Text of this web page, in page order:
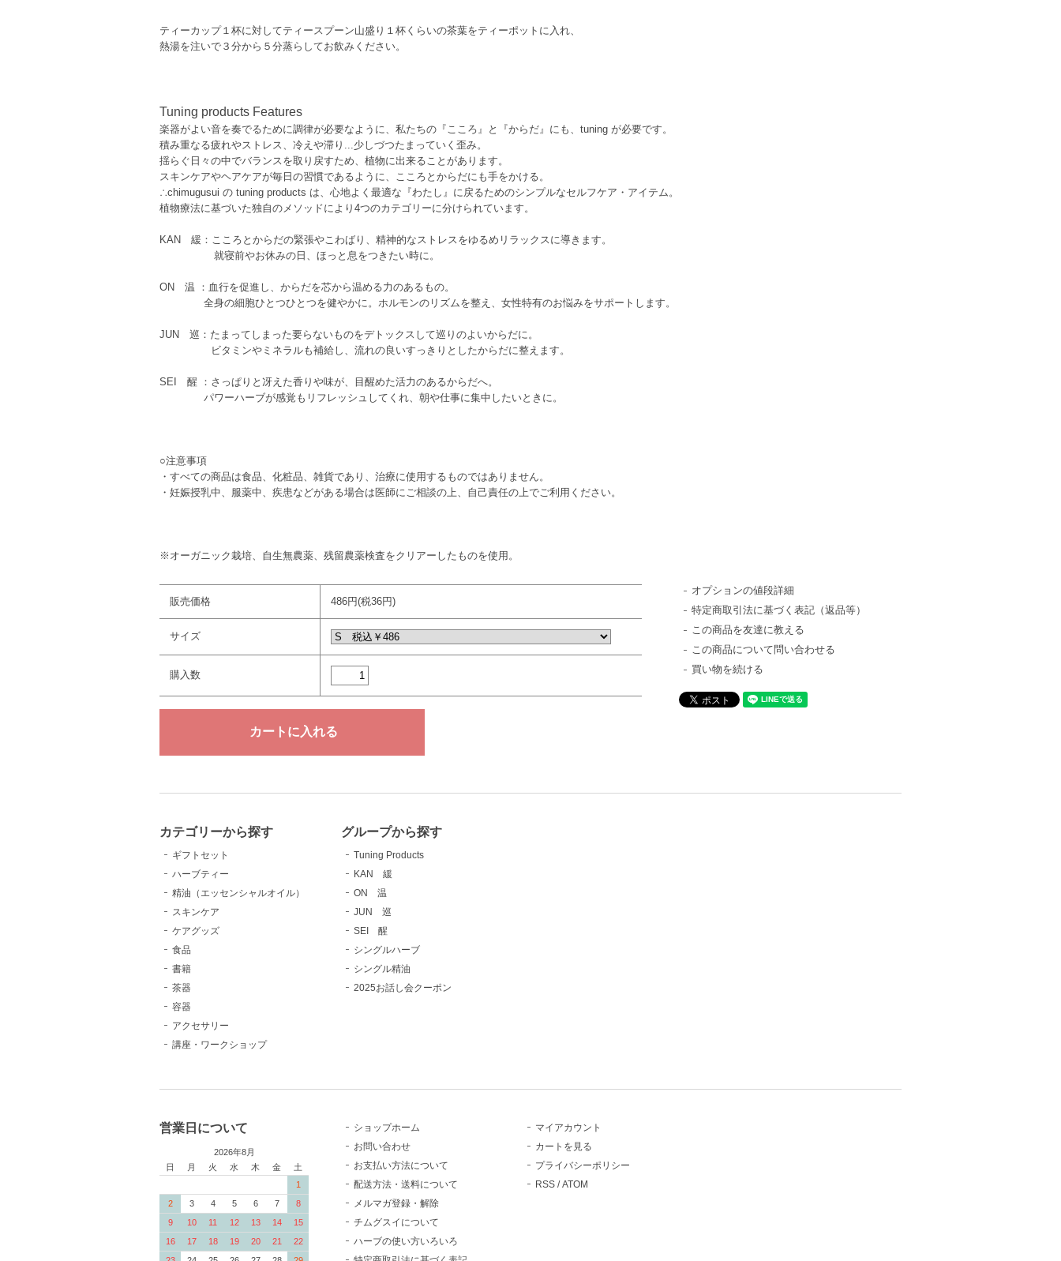
ティーカップ１杯に対してティースプーン山盛り１杯くらいの茶葉をティーポットに入れ、
熱湯を注いで３分から５分蒸らしてお飲みください。
Tuning products Features
楽器がよい音を奏でるために調律が必要なように、私たちの『こころ』と『からだ』にも、tuning が必要です。
積み重なる疲れやストレス、冷えや滞り...少しづつたまっていく歪み。
揺らぐ日々の中でバランスを取り戻すため、植物に出来ることがあります。
スキンケアやヘアケアが毎日の習慣であるように、こころとからだにも手をかける。
∴chimugusui の tuning products は、心地よく最適な『わたし』に戻るためのシンプルなセルフケア・アイテム。
植物療法に基づいた独自のメソッドにより4つのカテゴリーに分けられています。
KAN 緩：こころとからだの緊張やこわばり、精神的なストレスをゆるめリラックスに導きます。
就寝前やお休みの日、ほっと息をつきたい時に。
ON 温 ：血行を促進し、からだを芯から温める力のあるもの。
全身の細胞ひとつひとつを健やかに。ホルモンのリズムを整え、女性特有のお悩みをサポートします。
JUN 巡：たまってしまった要らないものをデトックスして巡りのよいからだに。
ビタミンやミネラルも補給し、流れの良いすっきりとしたからだに整えます。
SEI 醒 ：さっぱりと冴えた香りや味が、目醒めた活力のあるからだへ。
パワーハーブが感覚もリフレッシュしてくれ、朝や仕事に集中したいときに。
○注意事項
・すべての商品は食品、化粧品、雑貨であり、治療に使用するものではありません。
・妊娠授乳中、服薬中、疾患などがある場合は医師にご相談の上、自己責任の上でご利用ください。
※オーガニック栽培、自生無農薬、残留農薬検査をクリアーしたものを使用。
販売価格 486円(税36円)
サイズ
購入数
オプションの値段詳細
特定商取引法に基づく表記（返品等）
この商品を友達に教える
この商品について問い合わせる
買い物を続ける
カテゴリーから探す
ギフトセット
ハーブティー
精油（エッセンシャルオイル）
スキンケア
ケアグッズ
食品
書籍
茶器
容器
アクセサリー
講座・ワークショップ
グループから探す
Tuning Products
KAN 緩
ON 温
JUN 巡
SEI 醒
シングルハーブ
シングル精油
2025お話し会クーポン
営業日について
2026年8月
日
月 火 水 木 金
土
1
2
3 4 5 6 7
8
9
10 11 12 13 14
15
16
17 18 19 20 21
22
ショップホーム
お問い合わせ
お支払い方法について
配送方法・送料について
メルマガ登録・解除
チムグスイについて
ハーブの使い方いろいろ
マイアカウント
カートを見る
プライバシーポリシー
RSS /ATOM